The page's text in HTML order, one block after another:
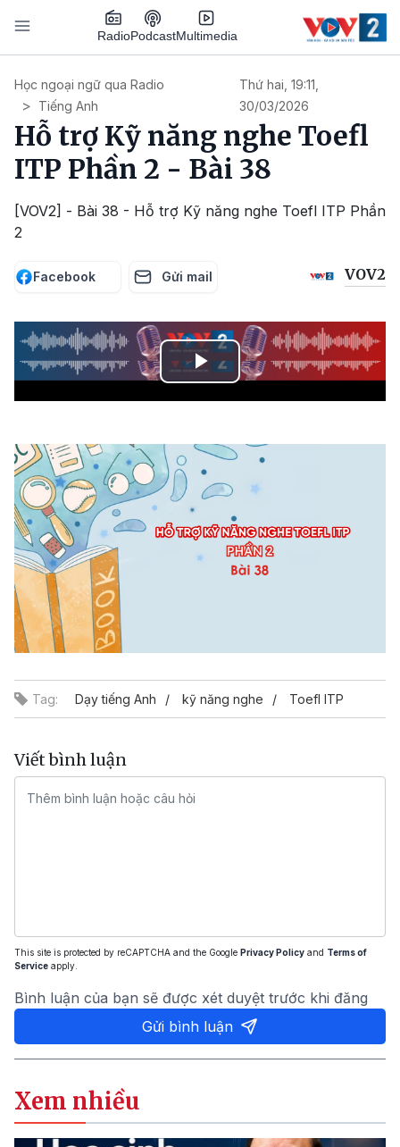
Nhảy đến nội dung
RadioPodcastMultimedia
Học ngoại ngữ qua Radio
Tiếng Anh
Thứ hai, 19:11,
30/03/2026
Hỗ trợ Kỹ năng nghe Toefl
ITP Phần 2 - Bài 38
[VOV2] - Bài 38 - Hỗ trợ Kỹ năng nghe Toefl ITP Phần
2
Facebook Gửi mail VOV2
Play
Tag: Dạy tiếng Anh kỹ năng nghe Toefl ITP
Viết bình luận
This site is protected by reCAPTCHA and the Google Privacy Policy and Terms of
Service apply.
Bình luận của bạn sẽ được xét duyệt trước khi đăng
Gửi bình luận
Xem nhiều